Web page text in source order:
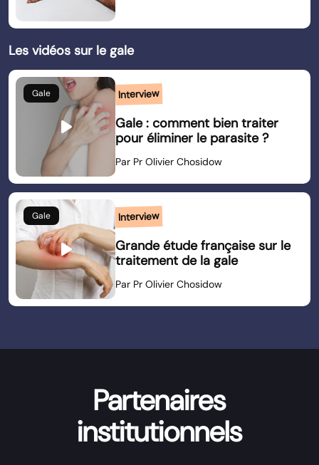
Les vidéos sur le gale
Gale
play_arrow
Interview
Gale : comment bien traiter
pour éliminer le parasite ?
Par Pr Olivier Chosidow
Gale
play_arrow
Interview
Grande étude française sur le
traitement de la gale
Par Pr Olivier Chosidow
Partenaires
institutionnels